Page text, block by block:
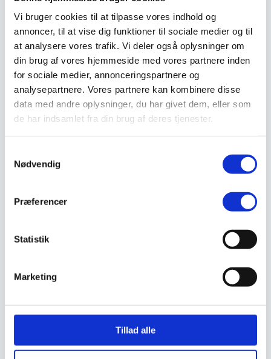
Vi bruger cookies til at tilpasse vores indhold og
annoncer, til at vise dig funktioner til sociale medier og til
at analysere vores trafik. Vi deler også oplysninger om
din brug af vores hjemmeside med vores partnere inden
for sociale medier, annonceringspartnere og
analysepartnere. Vores partnere kan kombinere disse
data med andre oplysninger, du har givet dem, eller som
de har indsamlet fra din brug af deres tjenester.
Nødvendig
Præferencer
Statistik
Marketing
Tillad alle
Skadedyrsbekæmpelse
Stiger
Advarselsskilte
Brandskilte
Cykeloprydning
Henvisningsskilte
Hunde
Klistermærke / Markat
Påbudsskilte
Sundhedsmiljø
Trafiksikkerhed
Ukrudtsbekæmpelse
Værktøj
Beskæresaks
Grensaks